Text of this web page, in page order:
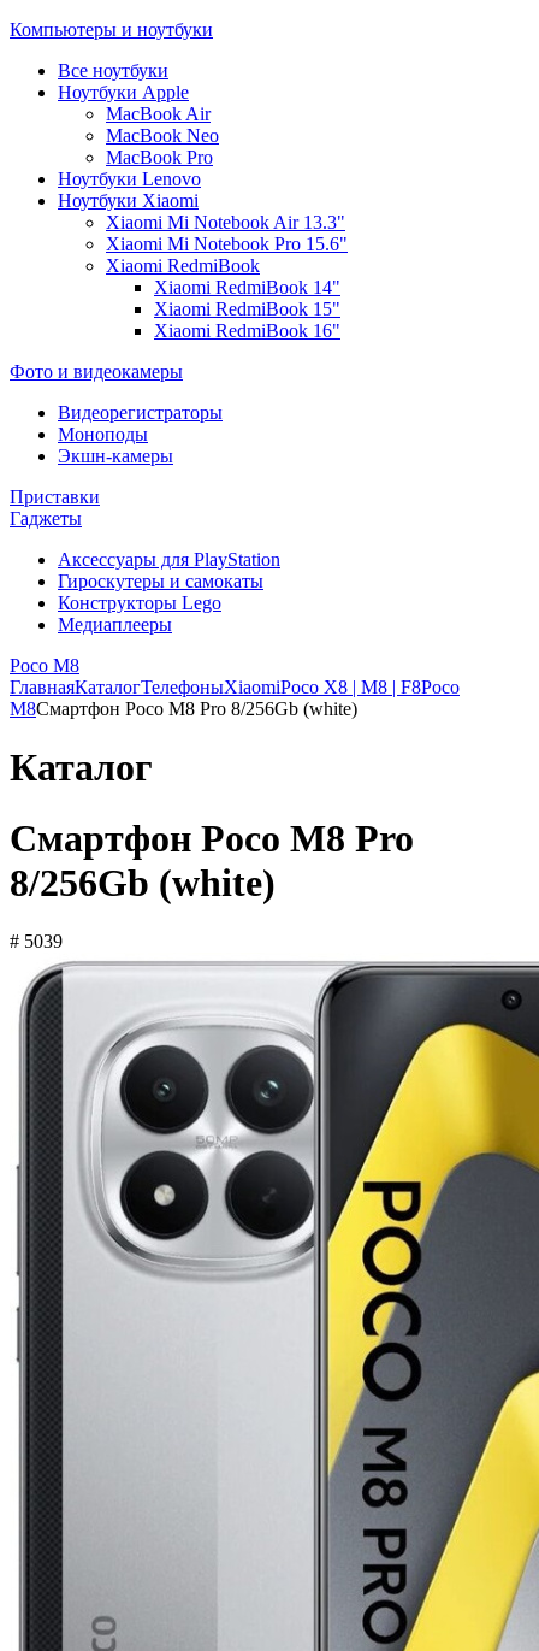
Компьютеры и ноутбуки
Все ноутбуки
Ноутбуки Apple
MacBook Air
MacBook Neo
MacBook Pro
Ноутбуки Lenovo
Ноутбуки Xiaomi
Xiaomi Mi Notebook Air 13.3"
Xiaomi Mi Notebook Pro 15.6"
Xiaomi RedmiBook
Xiaomi RedmiBook 14"
Xiaomi RedmiBook 15"
Xiaomi RedmiBook 16"
Фото и видеокамеры
Видеорегистраторы
Моноподы
Экшн-камеры
Приставки
Гаджеты
Аксессуары для PlayStation
Гироскутеры и самокаты
Конструкторы Lego
Медиаплееры
Poco M8
ГлавнаяКаталогТелефоныXiaomiPoco X8 | M8 | F8Poco
M8Смартфон Poco M8 Pro 8/256Gb (white)
Каталог
Смартфон Poco M8 Pro
8/256Gb (white)
# 5039